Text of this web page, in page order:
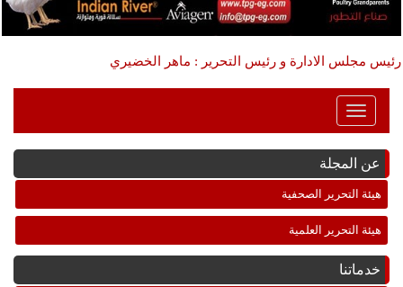
رئيس مجلس الادارة و رئيس التحرير : ماهر الخضيري
Toggle
Navigation
عن المجلة
هيئة التحرير الصحفية
هيئة التحرير العلمية
خدماتنا